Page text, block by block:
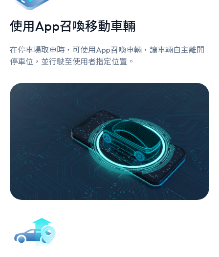
使用App召喚移動車輛
在停車場取車時，可使用App召喚車輛，讓車輛自主離開
停車位，並行駛至使用者指定位置。